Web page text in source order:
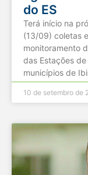
do ES
Terá início na
(13/09) coletas
monitoramento
das Estações
municípios de
10 de setembro de